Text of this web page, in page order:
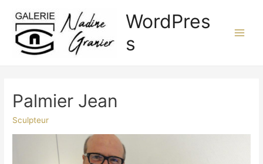
contenu
WordPres
s
Palmier Jean
Sculpteur